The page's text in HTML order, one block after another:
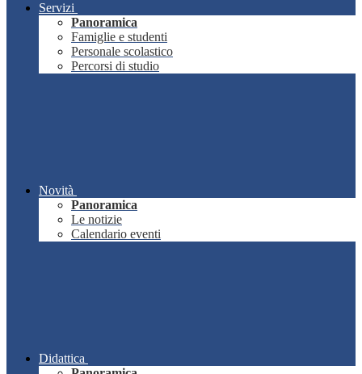
Servizi
Panoramica
Famiglie e studenti
Personale scolastico
Percorsi di studio
Novità
Panoramica
Le notizie
Calendario eventi
Didattica